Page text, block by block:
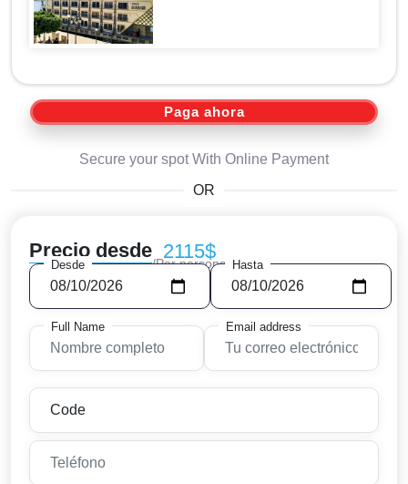
Paga ahora
Secure your spot With Online Payment
OR
Precio desde 2115$
/Por persona
Desde Hasta
Full Name Email address